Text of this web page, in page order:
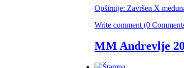
Opširnije: Završen X
Write comment (0
MM Andrevlje